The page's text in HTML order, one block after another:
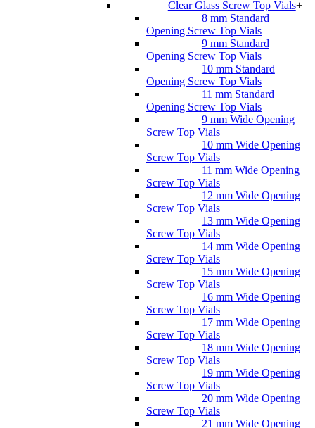
Clear Glass Screw Top Vials+
8 mm Standard
Opening Screw Top Vials
9 mm Standard
Opening Screw Top Vials
10 mm Standard
Opening Screw Top Vials
11 mm Standard
Opening Screw Top Vials
9 mm Wide Opening
Screw Top Vials
10 mm Wide Opening
Screw Top Vials
11 mm Wide Opening
Screw Top Vials
12 mm Wide Opening
Screw Top Vials
13 mm Wide Opening
Screw Top Vials
14 mm Wide Opening
Screw Top Vials
15 mm Wide Opening
Screw Top Vials
16 mm Wide Opening
Screw Top Vials
17 mm Wide Opening
Screw Top Vials
18 mm Wide Opening
Screw Top Vials
19 mm Wide Opening
Screw Top Vials
20 mm Wide Opening
Screw Top Vials
21 mm Wide Opening